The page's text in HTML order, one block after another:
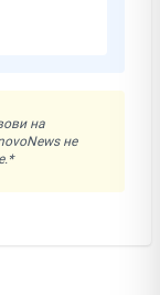
на
не